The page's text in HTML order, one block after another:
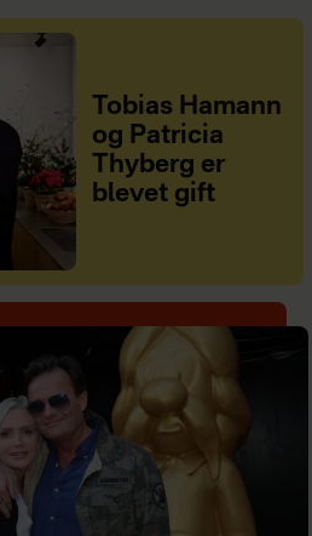
Tobias Hamann
og Patricia
Thyberg er
blevet gift